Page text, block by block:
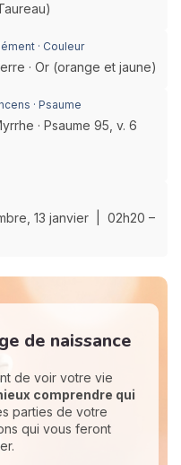
· Couleur
· Or (orange et jaune)
· Psaume
· Psaume 95, v. 6
13 janvier | 02h20 –
de naissance
de voir votre vie
comprendre qui
parties de votre
qui vous feront